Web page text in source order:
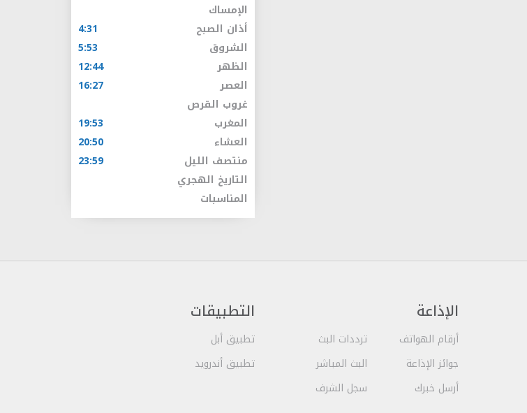
الإمساك
أذان الصبح
4:31
الشروق
5:53
الظهر
12:44
العصر
16:27
غروب القرص
المغرب
19:53
العشاء
20:50
منتصف الليل
23:59
التاريخ الهجري
المناسبات
الإذاعة
أرقام الهواتف
جوائز الإذاعة
أرسل خبرك
ترددات البث
البث المباشر
سجل الشرف
التطبيقات
تطبيق أبل
تطبيق أندرويد